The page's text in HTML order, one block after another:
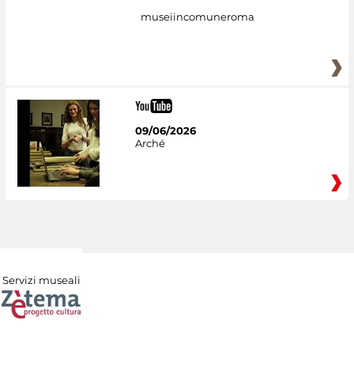
museiincomuneroma
09/06/2026
Arché
Servizi museali